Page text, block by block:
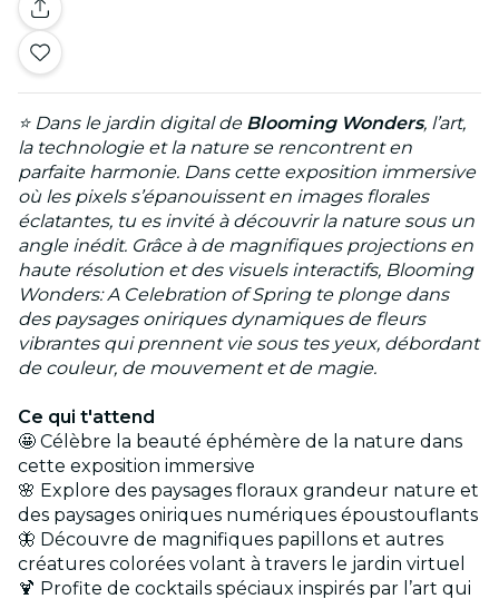
⭐ Dans le jardin digital de Blooming Wonders, l’art,
la technologie et la nature se rencontrent en
parfaite harmonie. Dans cette exposition immersive
où les pixels s’épanouissent en images florales
éclatantes, tu es invité à découvrir la nature sous un
angle inédit. Grâce à de magnifiques projections en
haute résolution et des visuels interactifs, Blooming
Wonders: A Celebration of Spring te plonge dans
des paysages oniriques dynamiques de fleurs
vibrantes qui prennent vie sous tes yeux, débordant
de couleur, de mouvement et de magie.
Ce qui t'attend
🤩 Célèbre la beauté éphémère de la nature dans
cette exposition immersive
🌸 Explore des paysages floraux grandeur nature et
des paysages oniriques numériques époustouflants
🦋 Découvre de magnifiques papillons et autres
créatures colorées volant à travers le jardin virtuel
🍹 Profite de cocktails spéciaux inspirés par l’art qui